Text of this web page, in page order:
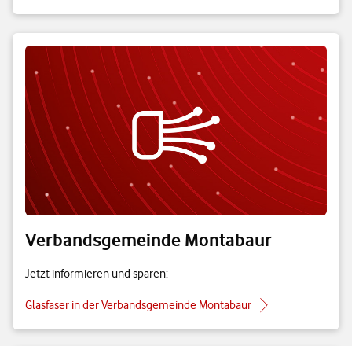
Verbandsgemeinde Montabaur
Jetzt informieren und sparen:
Glasfaser in der Verbandsgemeinde Montabaur